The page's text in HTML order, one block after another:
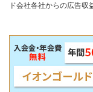
ド会社各社からの広告収